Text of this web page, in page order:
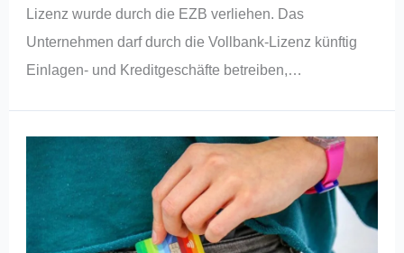
Lizenz wurde durch die EZB verliehen. Das
Unternehmen darf durch die Vollbank-Lizenz künftig
Einlagen- und Kreditgeschäfte betreiben,…